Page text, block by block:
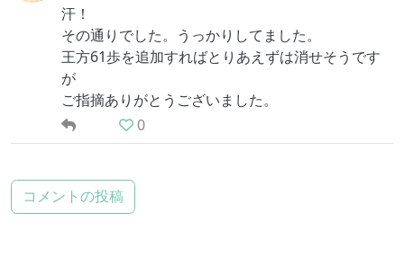
汗！
その通りでした。うっかりしてました。
王方61歩を追加すればとりあえずは消せそうです
が
ご指摘ありがとうございました。
0
コメントの投稿